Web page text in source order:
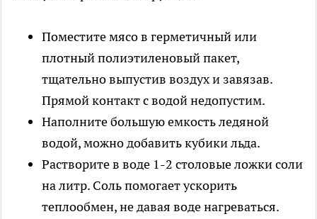
Поместите мясо в герметичный или
плотный полиэтиленовый пакет,
тщательно выпустив воздух и завязав.
Прямой контакт с водой недопустим.
Наполните большую емкость ледяной
водой, можно добавить кубики льда.
Растворите в воде 1-2 столовые ложки соли
на литр. Соль помогает ускорить
теплообмен, не давая воде нагреваться.